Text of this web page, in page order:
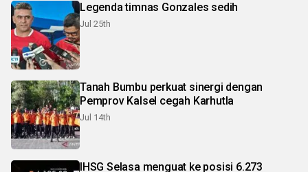
Legenda timnas Gonzales sedih
Jul 25th
Tanah Bumbu perkuat sinergi dengan
Pemprov Kalsel cegah Karhutla
Jul 14th
IHSG Selasa menguat ke posisi 6.273